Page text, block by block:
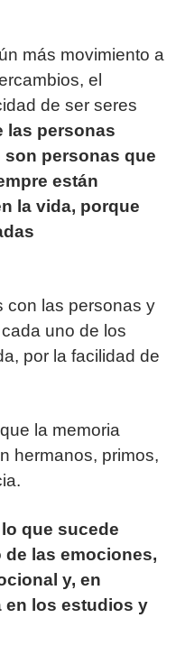
más movimiento a
el
de ser seres
las personas
personas que
están
la vida, porque
con las personas y
uno de los
por la facilidad de
la memoria
hermanos, primos,
que sucede
de las emociones,
y, en
en los estudios y